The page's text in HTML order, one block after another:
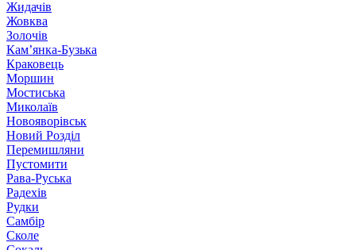
Жидачів
Жовква
Золочів
Кам’янка-Бузька
Краковець
Моршин
Мостиська
Миколаїв
Новояворівськ
Новий Розділ
Перемишляни
Пустомити
Рава-Руська
Радехів
Рудки
Самбір
Сколе